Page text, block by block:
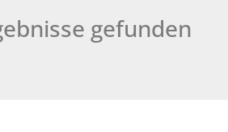
gefunden